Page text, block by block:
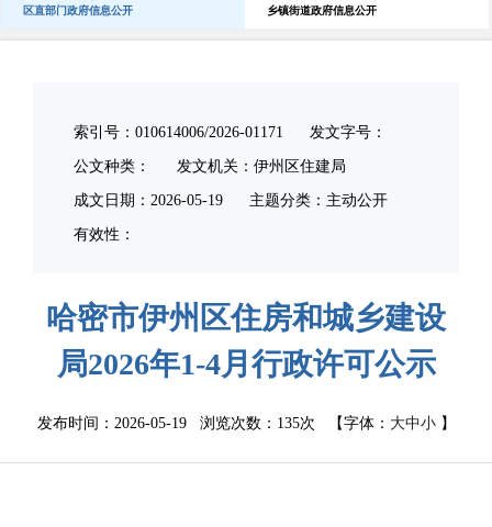
区直部门政府信息公开 乡镇街道政府信息公开
索引号：010614006/2026-01171 发文字号：
公文种类： 发文机关：伊州区住建局
成文日期： 2026-05-19 主题分类：主动公开
有效性：
哈密市伊州区住房和城乡建设
局2026年1-4月行政许可公示
发布时间：2026-05-19 浏览次数： 135次 【字体： 大中小】